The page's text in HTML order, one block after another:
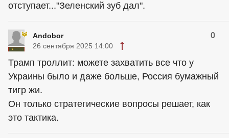
отступает..."Зеленский зуб дал".
Andobor 0
26 сентября 2025 14:00
Трамп троллит: можете захватить все что у
Украины было и даже больше, Россия бумажный
тигр жи.
Он только стратегические вопросы решает, как
это тактика.